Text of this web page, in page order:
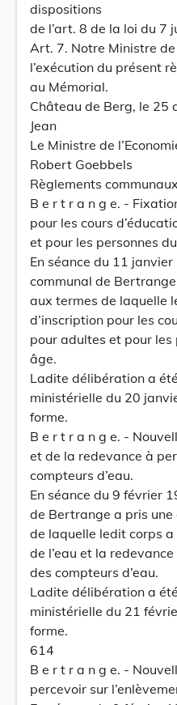
dispositions
de l’art. 8 de la loi du 7
Art. 7. Notre Ministre de
l’exécution du présent
au Mémorial.
Château de Berg, le 25
Jean
Le Ministre de
Robert Goebbels
Règlements
B e r t r a n g e. -
pour les cours
et pour les personnes
En séance du 11
communal de
aux termes de laquelle
d’inscription pour les
pour adultes et pour
âge.
Ladite délibération a
ministérielle du 20
forme.
B e r t r a n g e. -
et de la redevance à
compteurs d’eau.
En séance du 9 février
de Bertrange a pris
de laquelle ledit corps
de l’eau et la
des compteurs d’eau.
Ladite délibération a
ministérielle du 21
forme.
614
B e r t r a n g e. -
percevoir sur